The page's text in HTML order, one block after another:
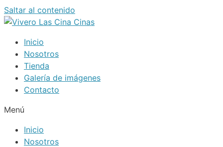
Saltar al contenido
Inicio
Nosotros
Tienda
Galería de imágenes
Contacto
Menú
Inicio
Nosotros